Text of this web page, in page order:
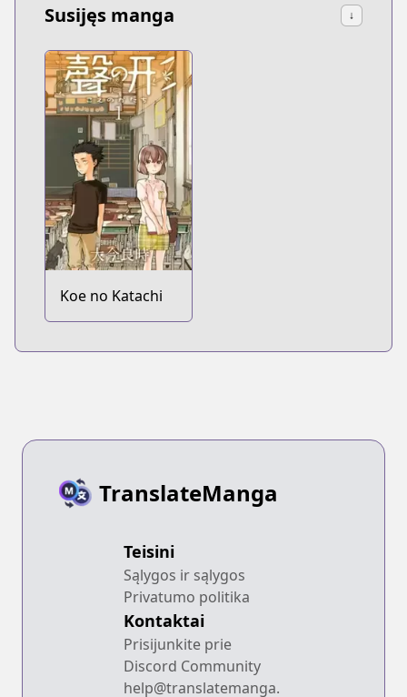
Susijęs manga ↓
Koe no Katachi
TranslateManga
Teisini
Sąlygos ir sąlygos
Privatumo politika
Kontaktai
Prisijunkite prie
Discord Community
help@translatemanga.